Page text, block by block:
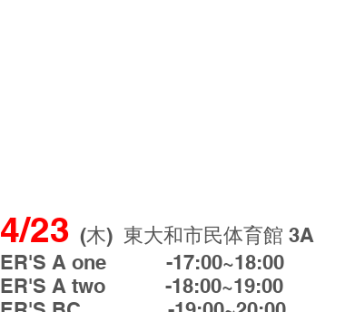
4/23 (木) 東大和市民体育館 3A
ER'S A one -17:00~18:00
ER'S A two -18:00~19:00